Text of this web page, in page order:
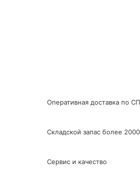
Оперативная доставка по
Складской запас более
Сервис и качество